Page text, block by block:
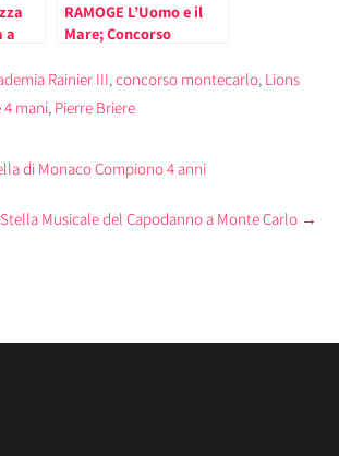
a
RAMOGE L’Uomo e il
Mare; Concorso
Tutti
Rainier III,concorso montecarlo, Lions
mani, Pierre Briere
di Monaco Compiono 4 anni
Musicale del Capodanno a Monte Carlo →